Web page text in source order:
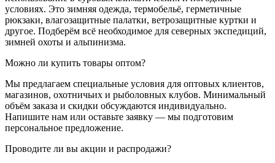
условиях. Это зимняя одежда, термобельё, герметичные
рюкзаки, влагозащитные палатки, ветрозащитные куртки и
другое. Подберём всё необходимое для северных экспедиций,
зимней охоты и альпинизма.
Можно ли купить товары оптом?
Мы предлагаем специальные условия для оптовых клиентов,
магазинов, охотничьих и рыболовных клубов. Минимальный
объём заказа и скидки обсуждаются индивидуально.
Напишите нам или оставьте заявку — мы подготовим
персональное предложение.
Проводите ли вы акции и распродажи?